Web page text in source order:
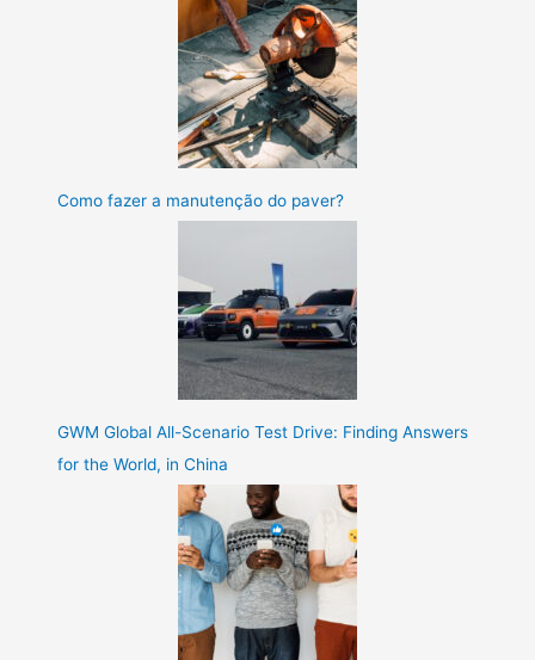
Como fazer a manutenção do paver?
GWM Global All-Scenario Test Drive: Finding Answers
for the World, in China